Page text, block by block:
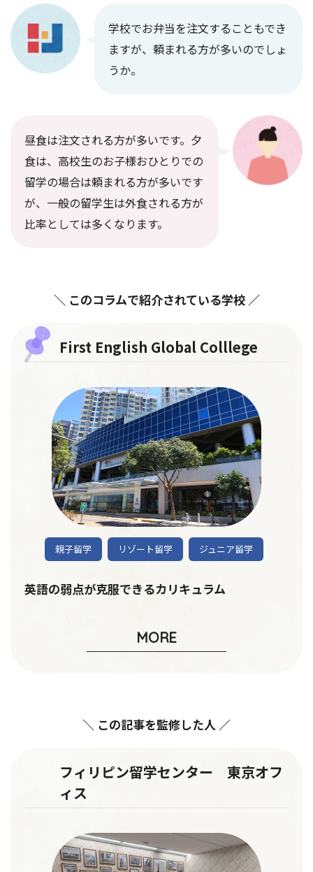
学校でお弁当を注文することもでき
ますが、頼まれる方が多いのでしょ
うか。
昼食は注文される方が多いです。夕
食は、高校生のお子様おひとりでの
留学の場合は頼まれる方が多いです
が、一般の留学生は外食される方が
比率としては多くなります。
＼ このコラムで紹介されている学校 ／
First English Global Colllege
親子留学 リゾート留学 ジュニア留学
英語の弱点が克服できるカリキュラム
MORE
＼ この記事を監修した人 ／
フィリピン留学センター 東京オフ
ィス